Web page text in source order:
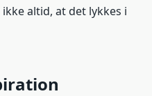
altid, at det lykkes i